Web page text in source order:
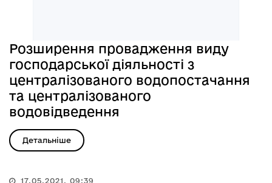
Розширення провадження виду
господарської діяльності з
централізованого водопостачання
та централізованого
водовідведення
Детальніше
17.05.2021, 09:39